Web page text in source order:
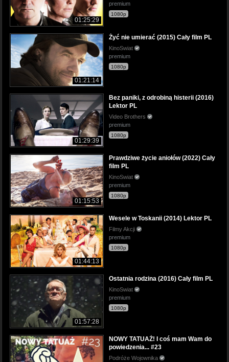
01:25:29
premium
1080p
01:21:14
Żyć nie umierać (2015) Cały film PL
KinoSwiat
premium
1080p
01:29:39
Bez paniki, z odrobiną histerii (2016)
Lektor PL
Video Brothers
premium
1080p
01:15:53
Prawdziwe życie aniołów (2022) Cały
film PL
KinoSwiat
premium
1080p
01:44:13
Wesele w Toskanii (2014) Lektor PL
Filmy Akcji
premium
1080p
01:57:28
Ostatnia rodzina (2016) Cały film PL
KinoSwiat
premium
1080p
NOWY TATUAŻ! I coś mam Wam do
powiedzenia... #23
Podróże Wojownika